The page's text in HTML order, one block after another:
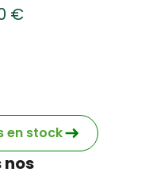
€
en stock
nos